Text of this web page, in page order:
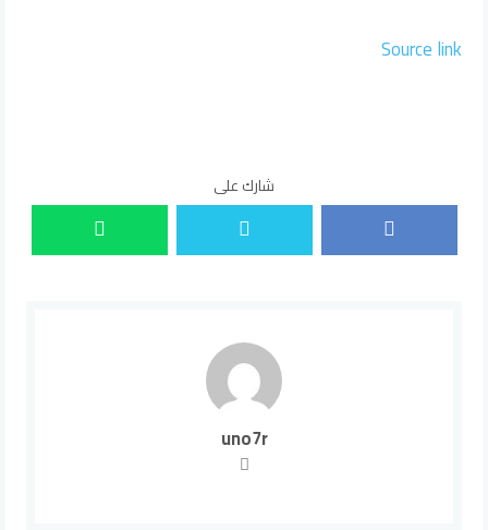
Source link
شارك على
uno7r